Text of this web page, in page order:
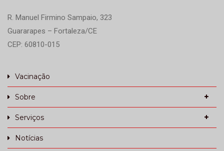
R. Manuel Firmino Sampaio, 323
Guararapes – Fortaleza/CE
CEP: 60810-015
Vacinação
Sobre
Serviços
Notícias